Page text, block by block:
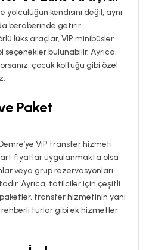
kendisini değil, aynı
beraberinde getirir.
lüks araçlar, VIP minibüsler
bulunabilir. Ayrıca,
çocuk koltuğu gibi özel
Paket
VIP transfer hizmeti
fiyatlar uygulanmakta olsa
veya grup rezervasyonları
Ayrıca, tatilciler için çeşitli
transfer hizmetinin yanı
rehberli turlar gibi ek hizmetler